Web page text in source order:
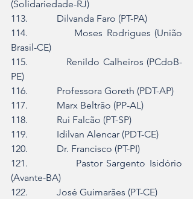
(Solidariedade-RJ)
113.            Dilvanda Faro (PT-PA)
114.            Moses Rodrigues (União
Brasil-CE)
115.            Renildo Calheiros (PCdoB-
PE)
116.            Professora Goreth (PDT-AP)
117.            Marx Beltrão (PP-AL)
118.            Rui Falcão (PT-SP)
119.            Idilvan Alencar (PDT-CE)
120.            Dr. Francisco (PT-PI)
121.            Pastor Sargento Isidório
(Avante-BA)
122.            José Guimarães (PT-CE)